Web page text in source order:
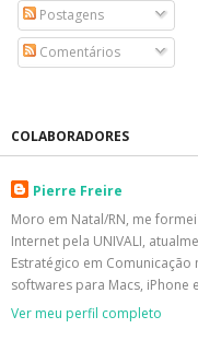
Postagens
Comentários
COLABORADORES
Pierre Freire
Moro em Natal/RN, me
Internet pela UNIVALI,
Estratégico em Comunicação
softwares para Macs, iPhone
Ver meu perfil completo